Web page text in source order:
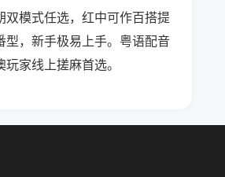
模式任选，红中可作百搭提
，新手极易上手。粤语配音
家线上搓麻首选。